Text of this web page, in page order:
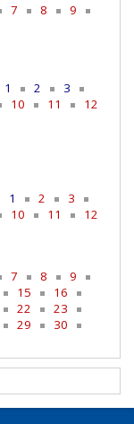
7 8
9
1 2
3
10 11 12
1 2
3
10 11 12
7 8
9
15
16
22
23
29
30